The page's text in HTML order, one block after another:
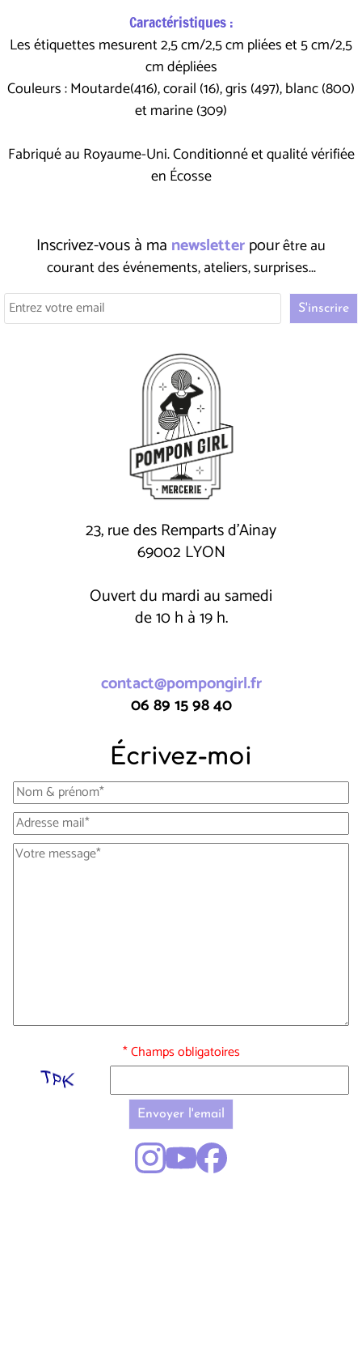
Caractéristiques :
Les étiquettes mesurent 2,5 cm/2,5 cm pliées et 5 cm/2,5
cm dépliées
Couleurs : Moutarde(416), corail (16), gris (497), blanc (800)
et marine (309)
Fabriqué au Royaume-Uni. Conditionné et qualité vérifiée
en Écosse
Inscrivez-vous à ma newsletterpourêtre au
courant des événements, ateliers, surprises...
23, rue des Remparts d'Ainay
69002 LYON
Ouvert du mardi au samedi
de 10 h à 19 h.
contact@pompongirl.fr
06 89 15 98 40
Écrivez-moi
* Champs obligatoires
Envoyer l'email